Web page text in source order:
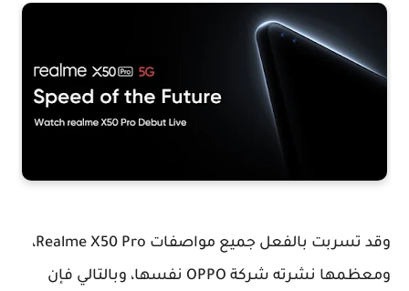
وقد تسربت بالفعل جميع مواصفات Realme X50 Pro،
ومعظمها نشرته شركة OPPO نفسها، وبالتالي فإن